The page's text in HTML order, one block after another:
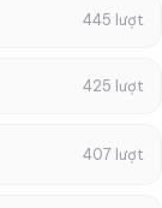
445 lượt
425 lượt
407 lượt